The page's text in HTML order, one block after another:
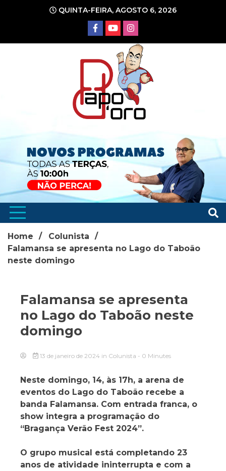
conteúdo
QUINTA-FEIRA, AGOSTO 6, 2026
Home
Colunista
Falamansa se apresenta no Lago do Taboão
neste domingo
Falamansa se apresenta
no Lago do Taboão neste
domingo
13 de janeiro de 2024 in Colunista - 0 Minutes
Neste domingo, 14, às 17h, a arena de
eventos do Lago do Taboão recebe a
banda Falamansa. Com entrada franca, o
show integra a programação do
“Bragança Verão Fest 2024”.
O grupo musical está completando 23
anos de atividade ininterrupta e com a